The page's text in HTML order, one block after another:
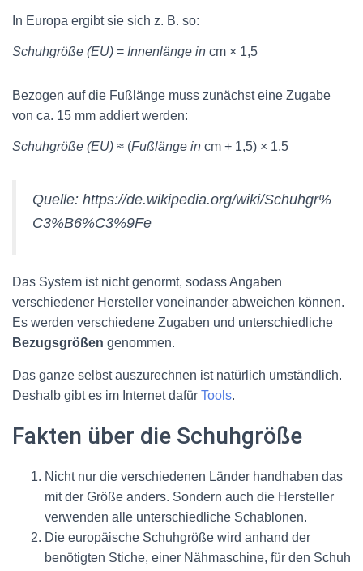
In Europa ergibt sie sich z. B. so:
Schuhgröße (EU) = Innenlänge in cm × 1,5
Bezogen auf die Fußlänge muss zunächst eine Zugabe
von ca. 15 mm addiert werden:
Schuhgröße (EU) ≈ (Fußlänge in cm + 1,5) × 1,5
Quelle: https://de.wikipedia.org/wiki/Schuhgr%
C3%B6%C3%9Fe
Das System ist nicht genormt, sodass Angaben
verschiedener Hersteller voneinander abweichen können.
Es werden verschiedene Zugaben und unterschiedliche
Bezugsgrößen genommen.
Das ganze selbst auszurechnen ist natürlich umständlich.
Deshalb gibt es im Internet dafür Tools.
Fakten über die Schuhgröße
Nicht nur die verschiedenen Länder handhaben das
mit der Größe anders. Sondern auch die Hersteller
verwenden alle unterschiedliche Schablonen.
Die europäische Schuhgröße wird anhand der
benötigten Stiche, einer Nähmaschine, für den Schuh